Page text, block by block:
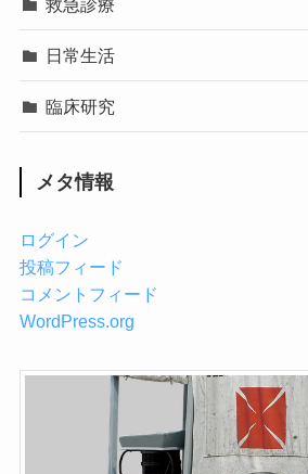
日常生活
臨床研究
メタ情報
ログイン
投稿フィード
コメントフィード
WordPress.org